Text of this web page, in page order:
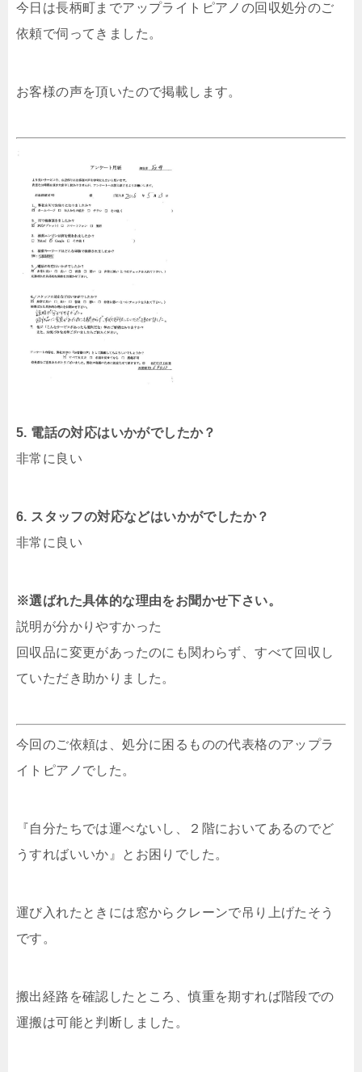
今日は長柄町までアップライトピアノの回収処分のご
依頼で伺ってきました。
お客様の声を頂いたので掲載します。
5. 電話の対応はいかがでしたか？
非常に良い
6. スタッフの対応などはいかがでしたか？
非常に良い
※選ばれた具体的な理由をお聞かせ下さい。
説明が分かりやすかった
回収品に変更があったのにも関わらず、すべて回収し
ていただき助かりました。
今回のご依頼は、処分に困るものの代表格のアップラ
イトピアノでした。
『自分たちでは運べないし、２階においてあるのでど
うすればいいか』とお困りでした。
運び入れたときには窓からクレーンで吊り上げたそう
です。
搬出経路を確認したところ、慎重を期すれば階段での
運搬は可能と判断しました。